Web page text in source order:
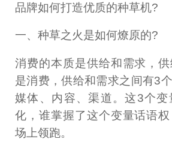
品牌如何打造优质的种草机?
一、种草之火是如何燎原的?
消费的本质是供给和需求，
是消费，供给和需求之间有3
媒体、内容、渠道。这3个
化，谁掌握了这个变量话语
场上领跑。